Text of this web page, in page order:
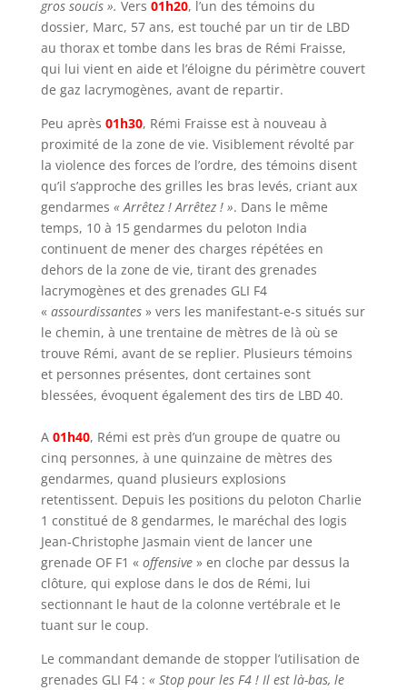
gros soucis ». Vers 01h20, l’un des témoins du
dossier, Marc, 57 ans, est touché par un tir de LBD
au thorax et tombe dans les bras de Rémi Fraisse,
qui lui vient en aide et l’éloigne du périmètre couvert
de gaz lacrymogènes, avant de repartir.
Peu après 01h30, Rémi Fraisse est à nouveau à
proximité de la zone de vie. Visiblement révolté par
la violence des forces de l’ordre, des témoins disent
qu’il s’approche des grilles les bras levés, criant aux
gendarmes «Arrêtez ! Arrêtez ! ». Dans le même
temps, 10 à 15 gendarmes du peloton India
continuent de mener des charges répétées en
dehors de la zone de vie, tirant des grenades
lacrymogènes et des grenades GLI F4
«assourdissantes » vers les manifestant-e-s situés sur
le chemin, à une trentaine de mètres de là où se
trouve Rémi, avant de se replier. Plusieurs témoins
et personnes présentes, dont certaines sont
blessées, évoquent également des tirs de LBD 40.
A 01h40, Rémi est près d’un groupe de quatre ou
cinq personnes, à une quinzaine de mètres des
gendarmes, quand plusieurs explosions
retentissent. Depuis les positions du peloton Charlie
1 constitué de 8 gendarmes, le maréchal des logis
Jean-Christophe Jasmain vient de lancer une
grenade OF F1 «offensive » en cloche par dessus la
clôture, qui explose dans le dos de Rémi, lui
sectionnant le haut de la colonne vertébrale et le
tuant sur le coup.
Le commandant demande de stopper l’utilisation de
grenades GLI F4 : « Stop pour les F4 ! Il est là-bas, le